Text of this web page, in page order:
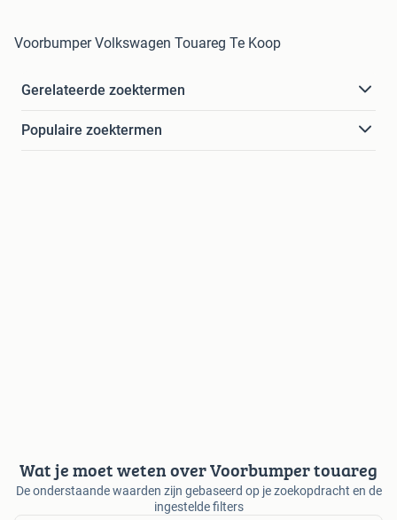
Voorbumper Volkswagen Touareg Te Koop
Gerelateerde zoektermen
Populaire zoektermen
Wat je moet weten over Voorbumper touareg
De onderstaande waarden zijn gebaseerd op je zoekopdracht en de
ingestelde filters